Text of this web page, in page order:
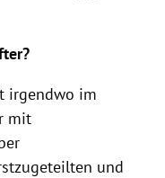
irgendwo im
mit
und